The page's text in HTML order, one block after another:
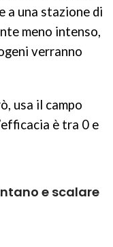
a una stazione di
meno intenso,
verranno
usa il campo
è tra 0 e
e scalare